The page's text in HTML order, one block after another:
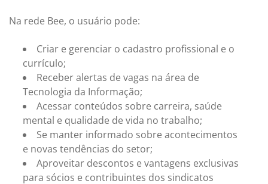
Na rede Bee, o usuário pode:
Criar e gerenciar o cadastro profissional e o
currículo;
Receber alertas de vagas na área de
Tecnologia da Informação;
Acessar conteúdos sobre carreira, saúde
mental e qualidade de vida no trabalho;
Se manter informado sobre acontecimentos
e novas tendências do setor;
Aproveitar descontos e vantagens exclusivas
para sócios e contribuintes dos sindicatos